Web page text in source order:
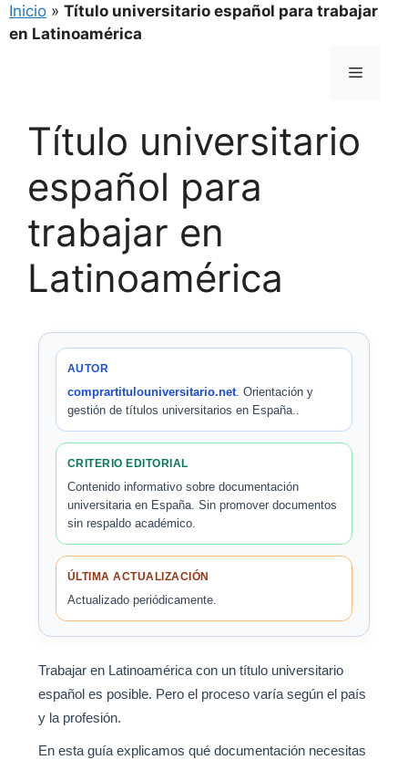
Inicio » Título universitario español para trabajar
en Latinoamérica
Menú
Título universitario
español para
trabajar en
Latinoamérica
AUTOR
comprartitulouniversitario.net. Orientación y
gestión de títulos universitarios en España..
CRITERIO EDITORIAL
Contenido informativo sobre documentación
universitaria en España. Sin promover documentos
sin respaldo académico.
ÚLTIMA ACTUALIZACIÓN
Actualizado periódicamente.
Trabajar en Latinoamérica con un título universitario
español es posible. Pero el proceso varía según el país
y la profesión.
En esta guía explicamos qué documentación necesitas